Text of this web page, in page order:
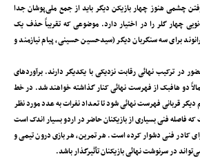
چشمی هنوز چهار بازیکن دیگر باید از جمع ملی‌پوشان جدا
چهار گلر را در اختیار دارد. موضوعی که تقریباً حذف یک
برای سه سنگربان دیگر (سیدحسین حسینی، پیام نیازمند و
در ترکیب نهائی رقابت نزدیکی با یکدیگر دارند. برآوردهای
دو‌ هافبک از فهرست نهائی کنار گذاشته خواهند شد. در خط
قربانی فهرست نهائی شود تا تعداد نفرات به عدد مورد نظر
فاصله فنی بسیاری از بازیکنان حاضر در اردو بسیار اندک است
کادر فنی دشوار کرده است. هر تمرین، هر بازی درون تیمی و
در سرنوشت نهائی بازیکنان تأثیرگذار باشد.